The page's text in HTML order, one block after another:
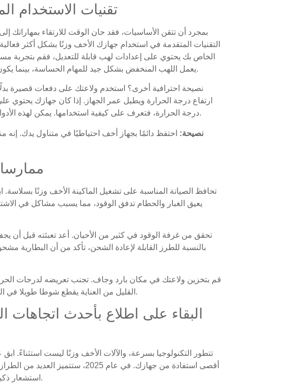
تقنيات الاستخدام
بمجرد أن تتقن الأساسيات، فقد حان الوقت للارتقاء بمهاراتك
التقنيات المتقدمة في استخدام جهازك الأخف وزنًا بشكل أكثر
الخاص بك يحتوي على إعدادات لهب قابلة للتعديل، فقم بتجربة
يعمل اللهب المنخفض بشكل جيد للمهام الحساسة، بينما يكون اللهب الأعلى أفضل للمهام الثقيلة.
نصيحة احترافية أخرى؟ استخدم ولاعتك على دفعات قصيرة بدلًا
ارتفاع درجة الحرارة ويطيل عمر الجهاز. إذا كان جهازك يحتوي
درجة الحرارة، فتعرف على كيفية استخدامها. يمكن لهذه الأدوات أن تجعل عملك أكثر أمانًا وكفاءة.
نصيحة: احتفظ دائمًا بجهاز أخف احتياطيًا في متناول يدك. إنه
تحافظ الصيانة المناسبة على تشغيل الماكينة الأخف وزنًا بسلاسة.
يعيق الغبار والحطام تدفق الوقود، مما يسبب مشاكل في
تحقق من غرفة الوقود في كثير من الأحيان. أعد تعبئته قبل أن
بالنسبة للطرز القابلة لإعادة الشحن، تأكد من أن البطارية
قم بتخزين ولاعتك في مكان بارد وجاف. تجنب تعريضه لدرجات
القليل من العناية يقطع شوطا طويلا في الحفاظ على جهازك في أفضل حالاته.
البقاء على اطلاع بأحدث اتجاهات
تتطور التكنولوجيا بسرعة، والآلات الأخف وزنًا ليست استثناءً.
أقصى استفادة من جهازك. في عام 2025،
استشعار ذكية وحتى إمكانية الاتصال بالتطبيقات.